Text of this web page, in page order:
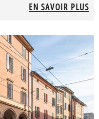
EN SAVOIR PLUS